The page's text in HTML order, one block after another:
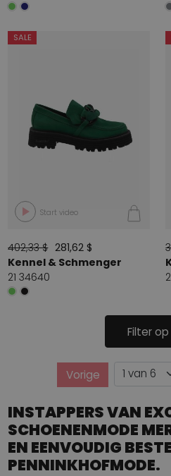
SALE
Start video
402,33 $ 281,62 $
Kennel & Schmenger
21 34640
Filter op
Vorige
Pagina
INSTAPPERS VAN
SCHOENENMODE
EN EENVOUDIG
PENNINKHOFMODE.